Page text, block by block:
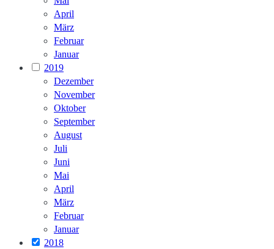
April
März
Februar
Januar
2019
Dezember
November
Oktober
September
August
Juli
Juni
Mai
April
März
Februar
Januar
2018